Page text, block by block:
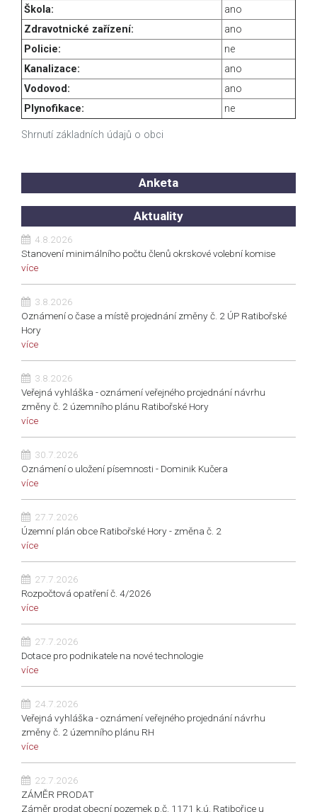
Shrnutí základních údajů o obci
Škola:
ano
Zdravotnické zařízení:
ano
Policie:
ne
Kanalizace:
ano
Vodovod:
ano
Plynofikace:
ne
Anketa
Aktuality
4.8.2026
Stanovení minimálního počtu členů okrskové volební komise
více
3.8.2026
Oznámení o čase a místě projednání změny č. 2 ÚP Ratibořské
Hory
více
3.8.2026
Veřejná vyhláška - oznámení veřejného projednání návrhu
změny č. 2 územního plánu Ratibořské Hory
více
30.7.2026
Oznámení o uložení písemnosti - Dominik Kučera
více
27.7.2026
Územní plán obce Ratibořské Hory - změna č. 2
více
27.7.2026
Rozpočtová opatření č. 4/2026
více
27.7.2026
Dotace pro podnikatele na nové technologie
více
24.7.2026
Veřejná vyhláška - oznámení veřejného projednání návrhu
změny č. 2 územního plánu RH
více
22.7.2026
ZÁMĚR PRODAT
Záměr prodat obecní pozemek p.č. 1171 k.ú. Ratibořice u